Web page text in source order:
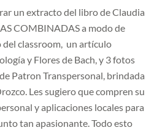
un extracto del libro de Claudia
COMBINADAS a modo de
classroom, un artículo
y Flores de Bach, y 3 fotos
Patron Transpersonal, brindada
Les sugiero que compren su
y aplicaciones locales para
tan apasionante. Todo esto